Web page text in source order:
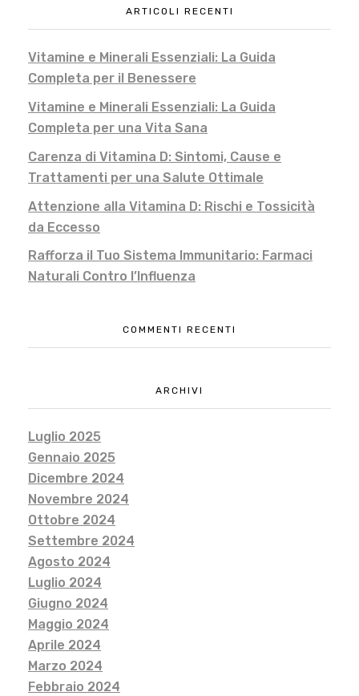
ARTICOLI RECENTI
Vitamine e Minerali Essenziali: La Guida
Completa per il Benessere
Vitamine e Minerali Essenziali: La Guida
Completa per una Vita Sana
Carenza di Vitamina D: Sintomi, Cause e
Trattamenti per una Salute Ottimale
Attenzione alla Vitamina D: Rischi e Tossicità
da Eccesso
Rafforza il Tuo Sistema Immunitario: Farmaci
Naturali Contro l’Influenza
COMMENTI RECENTI
ARCHIVI
Luglio 2025
Gennaio 2025
Dicembre 2024
Novembre 2024
Ottobre 2024
Settembre 2024
Agosto 2024
Luglio 2024
Giugno 2024
Maggio 2024
Aprile 2024
Marzo 2024
Febbraio 2024